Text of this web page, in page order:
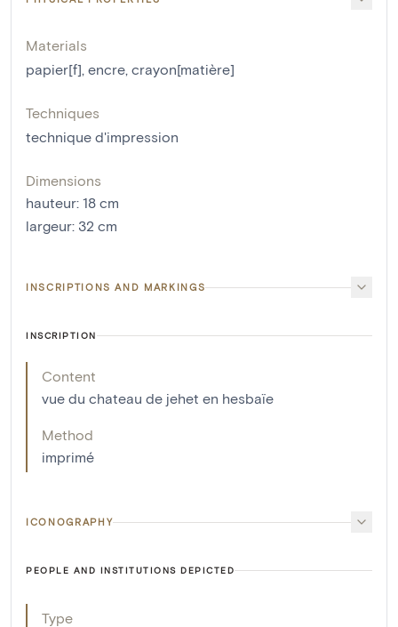
Materials
papier[f], encre, crayon[matière]
Techniques
technique d'impression
Dimensions
hauteur: 18 cm
largeur: 32 cm
INSCRIPTIONS AND MARKINGS
INSCRIPTION
Content
vue du chateau de jehet en hesbaïe
Method
imprimé
ICONOGRAPHY
PEOPLE AND INSTITUTIONS DEPICTED
Type